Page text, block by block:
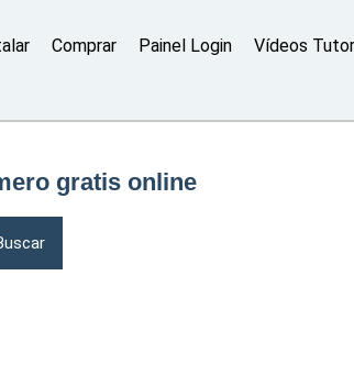
Comprar Painel Login Vídeos
gratis online